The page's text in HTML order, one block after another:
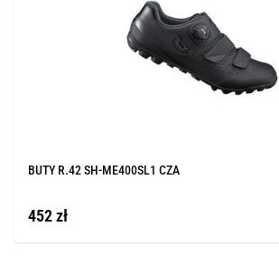
BUTY R.42 SH-ME400SL1 CZA
452 zł